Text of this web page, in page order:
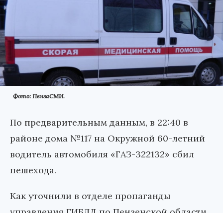
Фото: ПензаСМИ.
По предварительным данным, в 22:40 в
районе дома №117 на Окружной 60-летний
водитель автомобиля «ГАЗ-322132» сбил
пешехода.
Как уточнили в отделе пропаганды